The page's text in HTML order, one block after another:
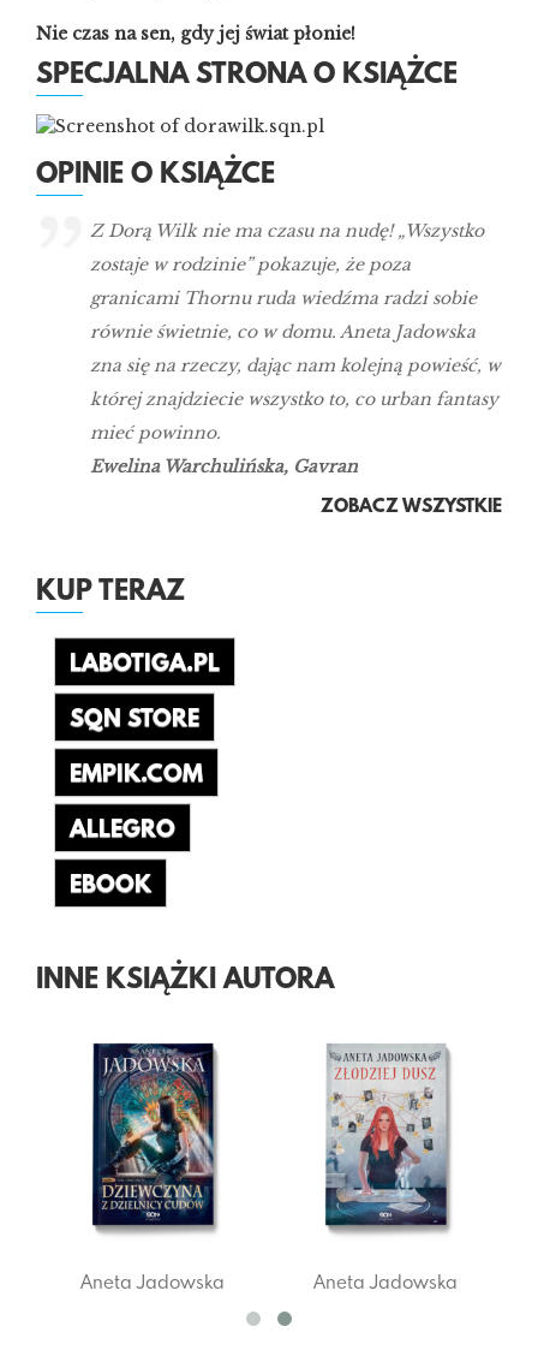
Nie czas na sen, gdy jej świat płonie!
SPECJALNA STRONA O KSIĄŻCE
OPINIE O KSIĄŻCE
Z Dorą Wilk nie ma czasu na nudę! „Wszystko
zostaje w rodzinie” pokazuje, że poza
granicami Thornu ruda wiedźma radzi sobie
równie świetnie, co w domu. Aneta Jadowska
zna się na rzeczy, dając nam kolejną powieść, w
której znajdziecie wszystko to, co urban fantasy
mieć powinno.
Ewelina Warchulińska, Gavran
ZOBACZ WSZYSTKIE
KUP TERAZ
LABOTIGA.PL
SQN STORE
EMPIK.COM
ALLEGRO
EBOOK
INNE KSIĄŻKI AUTORA
Aneta Jadowska Aneta Jadowska